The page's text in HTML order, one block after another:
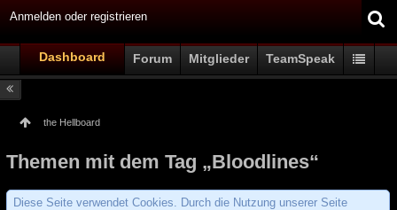
Anmelden oder registrieren
Dashboard Forum Mitglieder TeamSpeak
the Hellboard
Themen mit dem Tag „Bloodlines“
Diese Seite verwendet Cookies. Durch die Nutzung unserer Seite